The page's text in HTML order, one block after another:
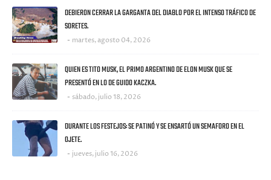
DEBIERON CERRAR LA GARGANTA DEL DIABLO POR EL INTENSO TRÁFICO DE
SORETES.
martes, agosto 04, 2026
QUIEN ES TITO MUSK, EL PRIMO ARGENTINO DE ELON MUSK QUE SE
PRESENTÓ EN LO DE GUIDO KACZKA.
sábado, julio 18, 2026
DURANTE LOS FESTEJOS: SE PATINÓ Y SE ENSARTÓ UN SEMAFORO EN EL
OJETE.
jueves, julio 16, 2026